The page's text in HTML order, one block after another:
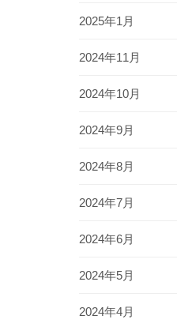
2025年1月
2024年11月
2024年10月
2024年9月
2024年8月
2024年7月
2024年6月
2024年5月
2024年4月